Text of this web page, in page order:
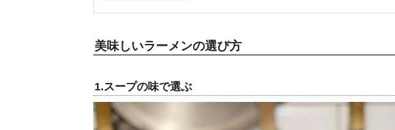
美味しいラーメンの選び方
1.スープの味で選ぶ